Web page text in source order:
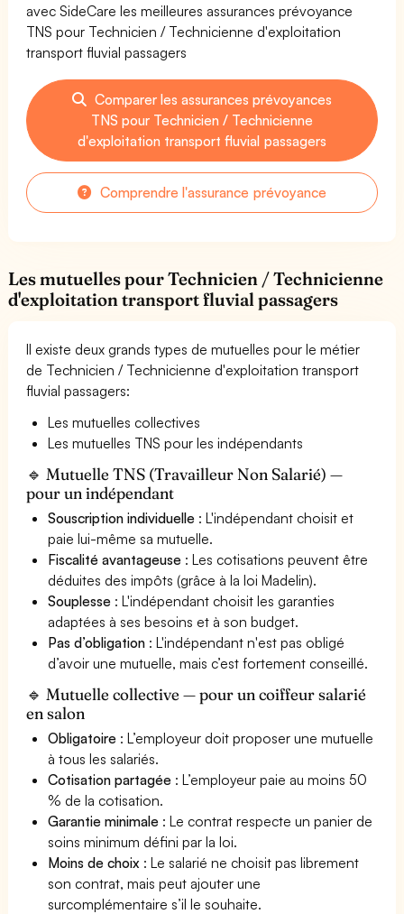
avec SideCare les meilleures assurances prévoyance
TNS pour Technicien / Technicienne d'exploitation
transport fluvial passagers
Comparer les assurances prévoyances
TNS pour Technicien / Technicienne
d'exploitation transport fluvial passagers
Comprendre l'assurance prévoyance
Les mutuelles pour Technicien / Technicienne
d'exploitation transport fluvial passagers
Il existe deux grands types de mutuelles pour le métier
de Technicien / Technicienne d'exploitation transport
fluvial passagers:
Les mutuelles collectives
Les mutuelles TNS pour les indépendants
🔹 Mutuelle TNS (Travailleur Non Salarié) —
pour un indépendant
Souscription individuelle : L'indépendant choisit et
paie lui-même sa mutuelle.
Fiscalité avantageuse : Les cotisations peuvent être
déduites des impôts (grâce à la loi Madelin).
Souplesse : L'indépendant choisit les garanties
adaptées à ses besoins et à son budget.
Pas d’obligation : L'indépendant n'est pas obligé
d’avoir une mutuelle, mais c’est fortement conseillé.
🔹 Mutuelle collective — pour un coiffeur salarié
en salon
Obligatoire : L’employeur doit proposer une mutuelle
à tous les salariés.
Cotisation partagée : L’employeur paie au moins 50
% de la cotisation.
Garantie minimale : Le contrat respecte un panier de
soins minimum défini par la loi.
Moins de choix : Le salarié ne choisit pas librement
son contrat, mais peut ajouter une
surcomplémentaire s’il le souhaite.